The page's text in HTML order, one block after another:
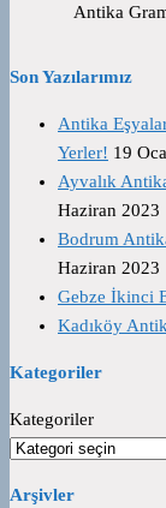
Antika
Son Yazılarımız
Antika
Yerler! 19
Ayvalık
Haziran 2023
Bodrum
Haziran 2023
Gebze İkinci
Kadıköy
Kategoriler
Kategoriler
Arşivler